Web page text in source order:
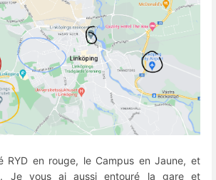
RYD en rouge, le Campus en Jaune, et
Je vous ai aussi entouré la gare et